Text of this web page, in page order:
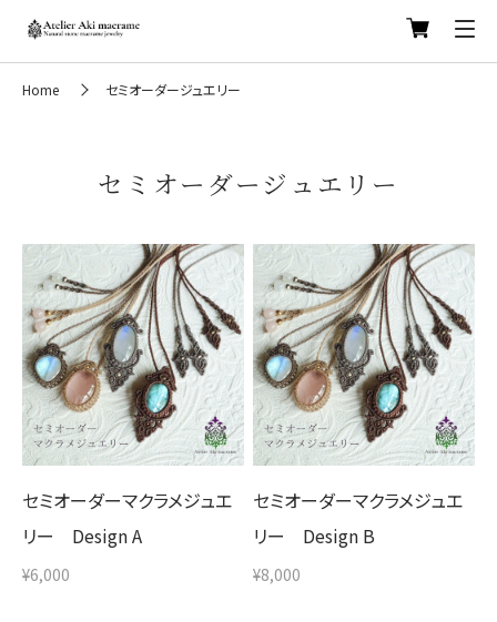
Home セミオーダージュエリー
セミオーダージュエリー
セミオーダーマクラメジュエ
リー Design A
¥6,000
セミオーダーマクラメジュエ
リー Design B
¥8,000